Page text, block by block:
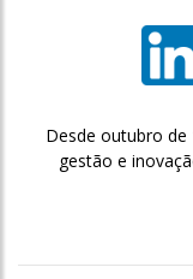
Desde outubro
gestão e